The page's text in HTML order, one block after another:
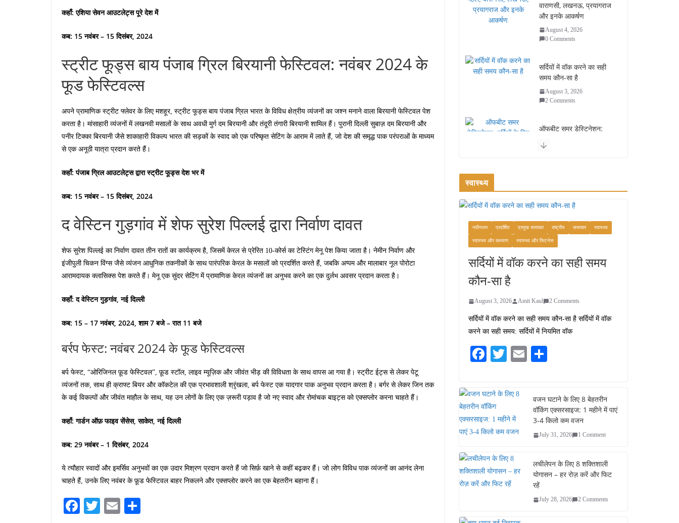
कहाँ: एशिया सेवन आउटलेट्स पूरे देश में
कब: 15 नवंबर – 15 दिसंबर, 2024
स्ट्रीट फूड्स बाय पंजाब ग्रिल बिरयानी फेस्टिवल: नवंबर 2024 के
फूड फेस्टिवल्स
अपने प्रामाणिक स्ट्रीट फ्लेवर के लिए मशहूर, स्ट्रीट फूड्स बाय पंजाब ग्रिल भारत के विविध क्षेत्रीय व्यंजनों का जश्न मनाने वाला बिरयानी फेस्टिवल पेश
करता है। मांसाहारी व्यंजनों में लखनवी मसालों के साथ अवधी मुर्ग दम बिरयानी और तंदूरी तंगारी बिरयानी शामिल हैं। पुरानी दिल्ली सुबाज़ दम बिरयानी और
पनीर टिक्का बिरयानी जैसे शाकाहारी विकल्प भारत की सड़कों के स्वाद को एक परिष्कृत सेटिंग के आराम में लाते हैं, जो देश की समृद्ध पाक परंपराओं के माध्यम
से एक अनूठी यात्रा प्रदान करते हैं।
कहाँ: पंजाब ग्रिल आउटलेट्स द्वारा स्ट्रीट फूड्स देश भर में
कब: 15 नवंबर – 15 दिसंबर, 2024
द वेस्टिन गुड़गांव में शेफ सुरेश पिल्लई द्वारा निर्वाण दावत
शेफ सुरेश पिल्लई का निर्वाण दावत तीन रातों का कार्यक्रम है, जिसमें केरल से प्रेरित 10-कोर्स का टेस्टिंग मेनू पेश किया जाता है। नेमीन निर्वाण और
इंजीपुली चिकन विंग्स जैसे व्यंजन आधुनिक तकनीकों के साथ पारंपरिक केरल के मसालों को प्रदर्शित करते हैं, जबकि अप्पम और मालाबार नूल पोरोटा
आरामदायक क्लासिक्स पेश करते हैं। मेनू एक सुंदर सेटिंग में प्रामाणिक केरल व्यंजनों का अनुभव करने का एक दुर्लभ अवसर प्रदान करता है।
कहाँ: द वेस्टिन गुड़गांव, नई दिल्ली
कब: 15 – 17 नवंबर, 2024, शाम 7 बजे – रात 11 बजे
बर्रप फेस्ट: नवंबर 2024 के फूड फेस्टिवल्स
बर्प फेस्ट, “ओरिजिनल फ़ूड फेस्टिवल”, फ़ूड स्टॉल, लाइव म्यूज़िक और जीवंत भीड़ की विविधता के साथ वापस आ गया है। स्ट्रीट ईट्स से लेकर पेटू
व्यंजनों तक, साथ ही क्राफ्ट बियर और कॉकटेल की एक प्रभावशाली श्रृंखला, बर्प फेस्ट एक यादगार पाक अनुभव प्रदान करता है। बर्गर से लेकर जिन तक
के कई विकल्पों और जीवंत माहौल के साथ, यह उन लोगों के लिए एक ज़रूरी पड़ाव है जो नए स्वाद और रोमांचक बाइट्स को एक्सप्लोर करना चाहते हैं।
कहाँ: गार्डन ऑफ़ फाइव सेंसेस, साकेत, नई दिल्ली
कब: 29 नवंबर – 1 दिसंबर, 2024
ये त्यौहार स्वादों और इमर्सिव अनुभवों का एक उदार मिश्रण प्रदान करते हैं जो सिर्फ़ खाने से कहीं बढ़कर हैं। जो लोग विविध पाक व्यंजनों का आनंद लेना
चाहते हैं, उनके लिए नवंबर के फ़ूड फेस्टिवल बाहर निकलने और एक्सप्लोर करने का एक बेहतरीन बहाना हैं।
Fa T
E
वाराणसी, लखनऊ, प्रयागराज
और इनके आकर्षण
August 4, 2026
0 Comments
सर्दियों में वॉक करने का सही
समय कौन-सा है
August 3, 2026
2 Comments
ऑफबीट समर डेस्टिनेशन:
जगहें – भीड़ से दूर छुट्टियां
कश्मीर यात्रा गाइड:
प्राकृतिक सुंदरता और
स्वादिष्ट भोजन का अनूठा संगम
August 1, 2026
1 Comment
16 ज़रूरी कीबोर्ड शॉर्टकट्स
जो आपकी उत्पादकता को
दोगुना कर देंगे
स्वास्थ्य
नवीनतम प्रदर्शित प्रमुख समाचार राष्ट्रीय समाचार स्वास्थ्य
स्वास्थ्य और कल्याण स्वास्थ्य और फिटनेस
सर्दियों में वॉक करने का सही समय
कौन-सा है
August 3, 2026 Amit Kaul 2 Comments
सर्दियों में वॉक करने का सही समय कौन-सा है सर्दियों में वॉक
करने का सही समय: सर्दियों में नियमित वॉक
Fa
bo
ok
T
tte
r
E
वजन घटाने के लिए 8 बेहतरीन
वॉकिंग एक्सरसाइज: 1 महीने में पाएं
3-4 किलो कम वजन
July 31, 2026 1 Comment
लचीलेपन के लिए 8 शक्तिशाली
योगासन – हर रोज़ करें और फिट
रहें
July 28, 2026 2 Comments